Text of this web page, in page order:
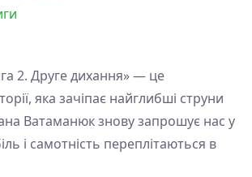
2. Друге дихання» — це
яка зачіпає найглибші струни
Ватаманюк знову запрошує нас у
і самотність переплітаються в